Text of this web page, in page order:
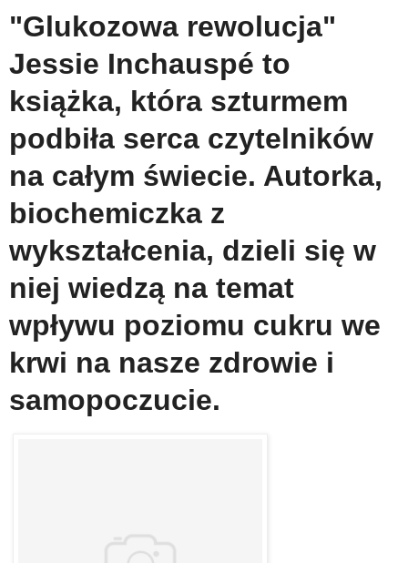
"Glukozowa rewolucja"
Jessie Inchauspé to
książka, która szturmem
podbiła serca czytelników
na całym świecie. Autorka,
biochemiczka z
wykształcenia, dzieli się w
niej wiedzą na temat
wpływu poziomu cukru we
krwi na nasze zdrowie i
samopoczucie.